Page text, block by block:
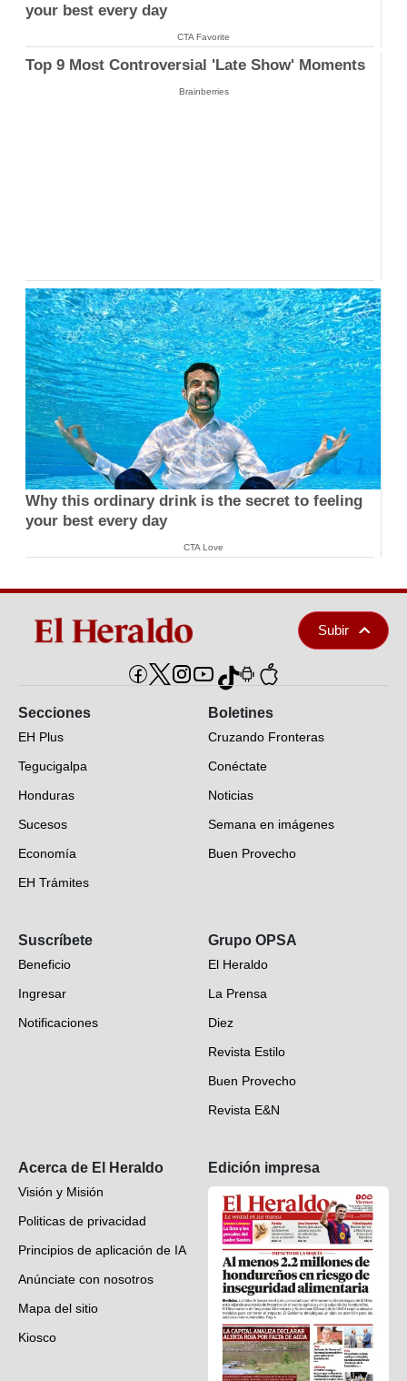
your best every day
CTA Favorite
Top 9 Most Controversial 'Late Show' Moments
Brainberries
Why this ordinary drink is the secret to feeling
your best every day
CTA Love
Subir
Secciones
EH Plus
Tegucigalpa
Honduras
Sucesos
Economía
EH Trámites
EH Verifica
Fotogalerías
Deportes
Videos
Boletines
Cruzando Fronteras
Conéctate
Noticias
Semana en imágenes
Buen Provecho
Suscríbete
Beneficio
Ingresar
Notificaciones
Grupo OPSA
El Heraldo
La Prensa
Diez
Revista Estilo
Buen Provecho
Revista E&N
Acerca de El Heraldo
Visión y Misión
Politicas de privacidad
Principios de aplicación de IA
Anúnciate con nosotros
Mapa del sitio
Kiosco
Edición impresa